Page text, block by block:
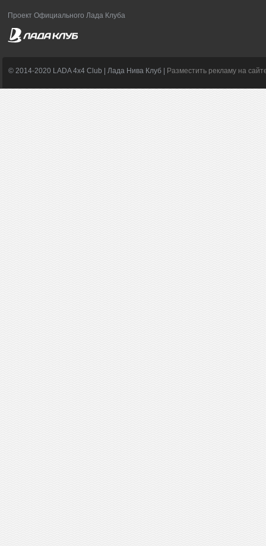
Проект Официального Лада Клуба
© 2014-2020 LADA 4x4 Club | Лада Нива Клуб | Разместить рекламу на